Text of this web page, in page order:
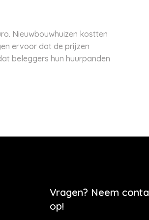
Nieuwbouwhuizen kostten
ervoor dat de prijzen
beleggers hun huurpanden
Vragen? Neem
op!